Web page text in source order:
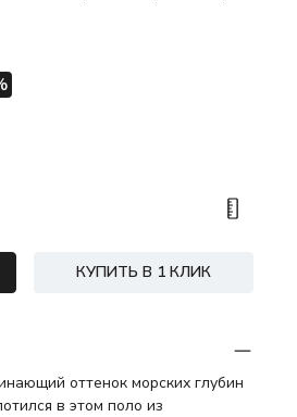
КУПИТЬ В 1 КЛИК
оттенок морских глубин
в этом поло из